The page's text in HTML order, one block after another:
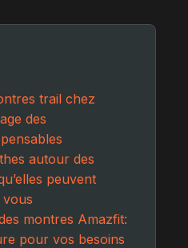
trail chez
des
autour des
peuvent
montres Amazfit:
pour vos besoins